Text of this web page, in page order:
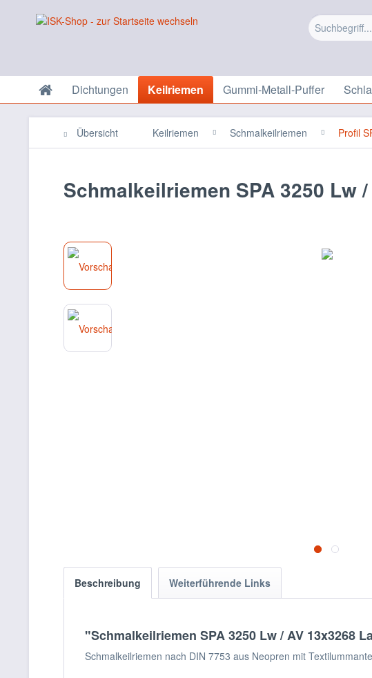
Dichtungen Keilriemen Gummi-Metall-Puffer
Übersicht Keilriemen Schmalkeilriemen Profil
Schmalkeilriemen SPA 3250 Lw
Beschreibung Weiterführende Links
"Schmalkeilriemen SPA 3250 Lw / AV 13x3268
Schmalkeilriemen nach DIN 7753 aus Neopren mit